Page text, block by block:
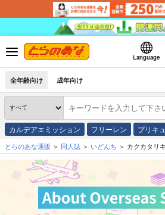
Language
全年齢向け 成年向け
カルデアエミッション フリーレン プリキ
とらのあな通販 同人誌 いどんち カクカタリ